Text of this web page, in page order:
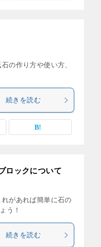
の作り方や使い方、
続きを読む
ロックについて
があれば簡単に石の
う！
続きを読む